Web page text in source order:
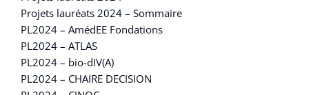
Projets lauréats 2024 – Sommaire
PL2024 – AmédEE Fondations
PL2024 – ATLAS
PL2024 – bio-dIV(A)
PL2024 – CHAIRE DECISION